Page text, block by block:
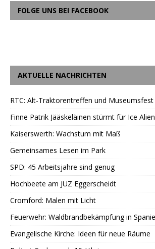
FOLGE UNS BEI FACEBOOK
AKTUELLE NACHRICHTEN
RTC: Alt-Traktorentreffen und Museumsfest
Finne Patrik Jääskeläinen stürmt für Ice
Kaiserswerth: Wachstum mit Maß
Gemeinsames Lesen im Park
SPD: 45 Arbeitsjahre sind genug
Hochbeete am JUZ Eggerscheidt
Cromford: Malen mit Licht
Feuerwehr: Waldbrandbekämpfung in
Evangelische Kirche: Ideen für neue Räume